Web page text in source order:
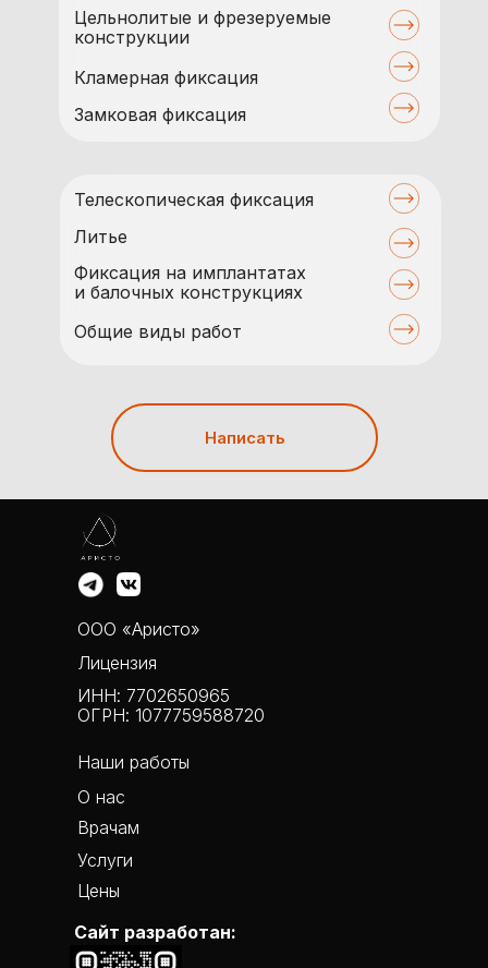
Телескопическая фиксация
Литье
Фиксация на имплантатах
и балочных конструкциях
Общие виды работ
Написать
Цельнолитые и фрезеруемые
конструкции
Кламерная фиксация
Замковая фиксация
Наши работы
О нас
Врачам
Услуги
ООО «Аристо»
ИНН: 7702650965
ОГРН: 1077759588720
Лицензия
Сайт разработан:
Цены